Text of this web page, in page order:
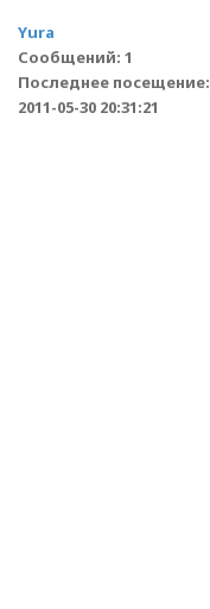
Yura
Сообщений: 1
Последнее посещение:
2011-05-30 20:31:21